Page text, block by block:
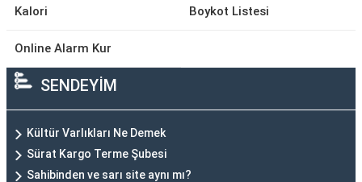
Kalori
Boykot Listesi
Online Alarm Kur
SENDEYİM
Kültür Varlıkları Ne Demek
Sürat Kargo Terme Şubesi
Sahibinden ve sarı site aynı mı?